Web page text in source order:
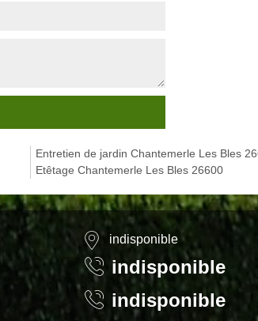
Entretien de jardin Chantemerle Les Bles
Etêtage Chantemerle Les Bles 26600
indisponible
indisponible
indisponible